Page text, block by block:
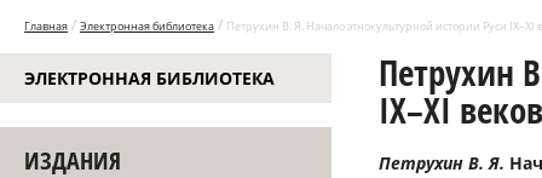
Главная / Электронная библиотека / Петрухин В. Я. Начало этнокультурной истории Руси IX–XI
ЭЛЕКТРОННАЯ БИБЛИОТЕКА
ИЗДАНИЯ
Петрухин
IX–XI
Петрухин В. Я.